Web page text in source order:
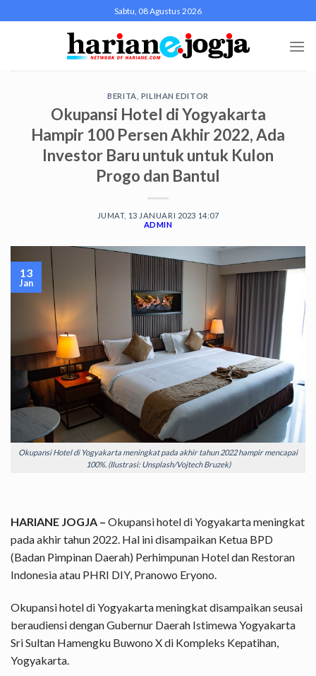
to
Sabtu, 08 Agustus 2026
BERITA PILIHAN EDITOR
Okupansi Hotel di Yogyakarta
Hampir 100 Persen Akhir 2022, Ada
Investor Baru untuk untuk Kulon
Progo dan Bantul
JUMAT, 13 JANUARI 2023 14:07
ADMIN
Okupansi Hotel di Yogyakarta meningkat pada akhir tahun 2022 hampir mencapai
100%. (Ilustrasi: Unsplash/Vojtech Bruzek)
13
Jan
HARIANE JOGJA – Okupansi hotel di Yogyakarta meningkat
pada akhir tahun 2022. Hal ini disampaikan Ketua BPD
(Badan Pimpinan Daerah) Perhimpunan Hotel dan Restoran
Indonesia atau PHRI DIY, Pranowo Eryono.
Okupansi hotel di Yogyakarta meningkat disampaikan seusai
beraudiensi dengan Gubernur Daerah Istimewa Yogyakarta
Sri Sultan Hamengku Buwono X di Kompleks Kepatihan,
Yogyakarta.